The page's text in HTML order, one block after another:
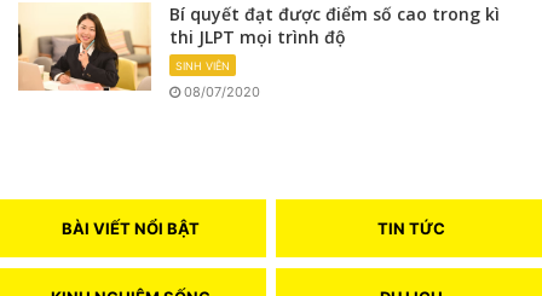
Bí quyết đạt được điểm số cao trong kì
thi JLPT mọi trình độ
SINH VIÊN
08/07/2020
BÀI VIẾT NỔI BẬT TIN TỨC